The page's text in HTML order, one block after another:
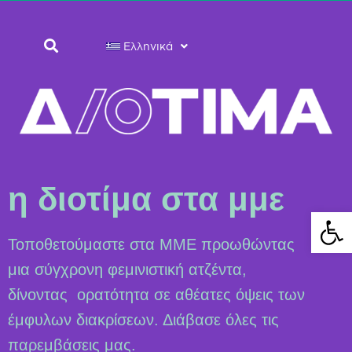
Ελληνικά
η διοτίμα στα μμε
Τοποθετούμαστε στα ΜΜΕ προωθώντας
μια σύγχρονη φεμινιστική ατζέντα,
δίνοντας ορατότητα σε αθέατες όψεις των
έμφυλων διακρίσεων. Διάβασε όλες τις
παρεμβάσεις μας.